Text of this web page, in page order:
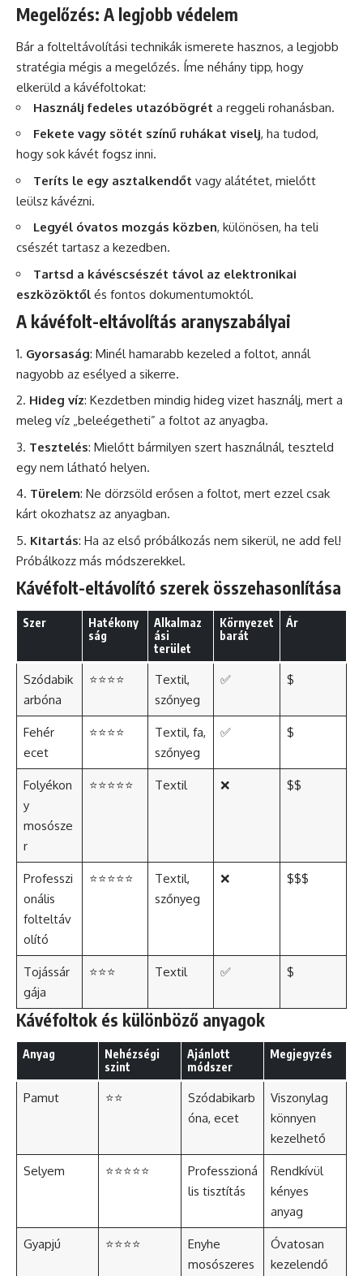
Megelőzés: A legjobb védelem
Bár a folteltávolítási technikák ismerete hasznos, a legjobb
stratégia mégis a megelőzés. Íme néhány tipp, hogy
elkerüld a kávéfoltokat:
Használj fedeles utazóbögrét a reggeli rohanásban.
Fekete vagy sötét színű ruhákat viselj, ha tudod,
hogy sok kávét fogsz inni.
Teríts le egy asztalkendőt vagy alátétet, mielőtt
leülsz kávézni.
Legyél óvatos mozgás közben, különösen, ha teli
csészét tartasz a kezedben.
Tartsd a kávéscsészét távol az elektronikai
eszközöktől és fontos dokumentumoktól.
A kávéfolt-eltávolítás aranyszabályai
Gyorsaság: Minél hamarabb kezeled a foltot, annál
nagyobb az esélyed a sikerre.
Hideg víz: Kezdetben mindig hideg vizet használj, mert a
meleg víz „beleégetheti” a foltot az anyagba.
Tesztelés: Mielőtt bármilyen szert használnál, teszteld
egy nem látható helyen.
Türelem: Ne dörzsöld erősen a foltot, mert ezzel csak
kárt okozhatsz az anyagban.
Kitartás: Ha az első próbálkozás nem sikerül, ne add fel!
Próbálkozz más módszerekkel.
Kávéfolt-eltávolító szerek összehasonlítása
Szer
Hatékony
ság
Alkalmaz
ási
terület
Környezet
barát
Ár
Szódabik
arbóna
⭐⭐⭐⭐
Textil,
szőnyeg
✅ $
Fehér
ecet
⭐⭐⭐⭐
Textil, fa,
szőnyeg
✅ $
Folyékon
y
mosósze
r
⭐⭐⭐⭐⭐ Textil ❌ $$
Professzi
onális
folteltáv
olító
⭐⭐⭐⭐⭐
Textil,
szőnyeg
❌ $$$
Tojássár
gája
⭐⭐⭐ Textil ✅ $
Kávéfoltok és különböző anyagok
Anyag
Nehézségi
szint
Ajánlott
módszer
Megjegyzés
Pamut ⭐⭐
Szódabikarb
óna, ecet
Viszonylag
könnyen
kezelhető
Selyem ⭐⭐⭐⭐⭐
Professzioná
lis tisztítás
Rendkívül
kényes
anyag
Gyapjú ⭐⭐⭐⭐
Enyhe
mosószeres
Óvatosan
kezelendő